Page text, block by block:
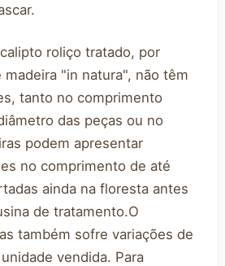
roliço tratado, por
"in natura", não têm
tanto no comprimento
das peças ou no
podem apresentar
no comprimento de até
ainda na floresta antes
de tratamento.O
também sofre variações de
vendida. Para